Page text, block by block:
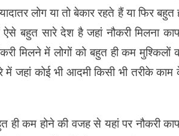
लोग या तो बेकार रहते हैं या फिर बहुत
बहुत सारे देश है जहां नौकरी मिलना
मिलने में लोगों को बहुत ही कम मुश्किलों
जहां कोई भी आदमी किसी भी तरीके काम
ही कम होने की वजह से यहां पर नौकरी